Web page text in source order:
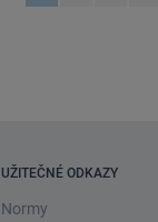
UŽITEČNÉ ODKAZY
Normy